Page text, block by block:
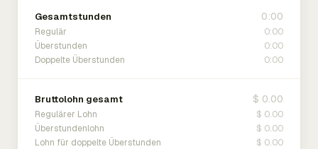
Gesamtstunden 0:00
Regulär 0:00
Überstunden 0:00
Doppelte Überstunden 0:00
Bruttolohn gesamt $ 0.00
Regulärer Lohn $ 0.00
Überstundenlohn $ 0.00
Lohn für doppelte Überstunden $ 0.00